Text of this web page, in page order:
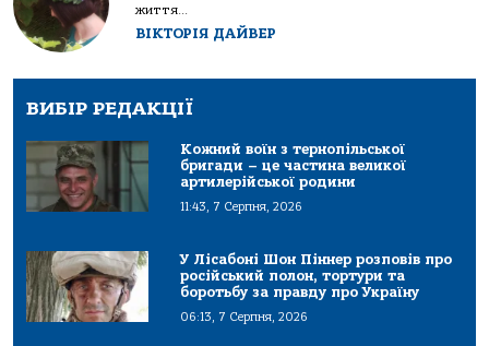
життя...
ВІКТОРІЯ ДАЙВЕР
ВИБІР РЕДАКЦІЇ
Кожний воїн з тернопільської
бригади – це частина великої
артилерійської родини
11:43, 7 Серпня, 2026
У Лісабоні Шон Піннер розповів про
російський полон, тортури та
боротьбу за правду про Україну
06:13, 7 Серпня, 2026